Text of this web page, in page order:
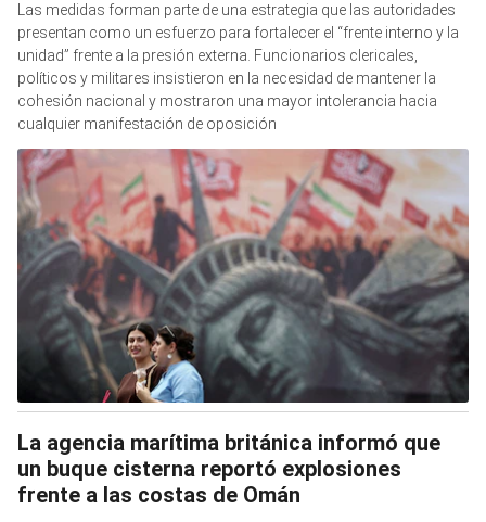
Las medidas forman parte de una estrategia que las autoridades
presentan como un esfuerzo para fortalecer el “frente interno y la
unidad” frente a la presión externa. Funcionarios clericales,
políticos y militares insistieron en la necesidad de mantener la
cohesión nacional y mostraron una mayor intolerancia hacia
cualquier manifestación de oposición
La agencia marítima británica informó que
un buque cisterna reportó explosiones
frente a las costas de Omán